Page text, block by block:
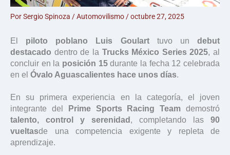
PorSergio Spinoza /Automovilismo /octubre 27, 2025
El piloto poblano Luis Goularttuvo undebut
destacado dentro de la Trucks México Series 2025, al
concluir en la posición 15durante la fecha 12 celebrada
en el Óvalo Aguascalientes hace unos días.
En su primera experiencia en la categoría, el joven
integrante del
Prime Sports Racing Team demostró
talento, control y serenidad , completando las 90
vueltasde una competencia exigente y repleta de
aprendizaje.